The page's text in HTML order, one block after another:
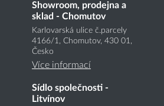
Showroom, prodejna a
sklad - Chomutov
Karlovarská ulice č.parcely
4166/1, Chomutov, 430 01,
Česko
Více informací
Sídlo společnosti -
Litvínov